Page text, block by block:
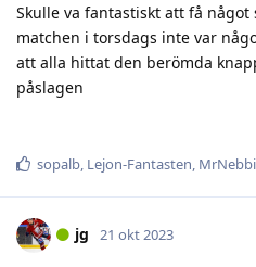
Skulle va fantastiskt att få
matchen i torsdags inte var
att alla hittat den berömda
påslagen
sopalb, Lejon-Fantasten,
jg 21 okt 2023